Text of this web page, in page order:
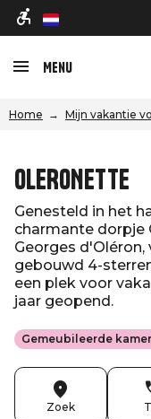
nl
Menu
Home Mijn vakantie
OLERONETTE
Genesteld in het
charmante dorpje
Georges
gebouwd 4-
een plek voor
jaar geopend.
Gemeubileerde
Zoek